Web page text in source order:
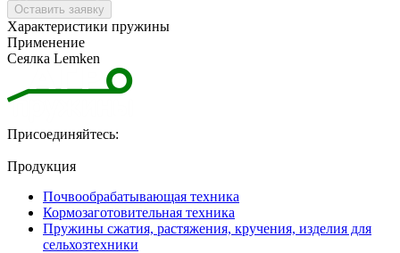
Оставить заявку
Характеристики пружины
Применение
Сеялка Lemken
Присоединяйтесь:
Продукция
Почвообрабатывающая техника
Кормозаготовительная техника
Пружины сжатия, растяжения, кручения, изделия для
сельхозтехники